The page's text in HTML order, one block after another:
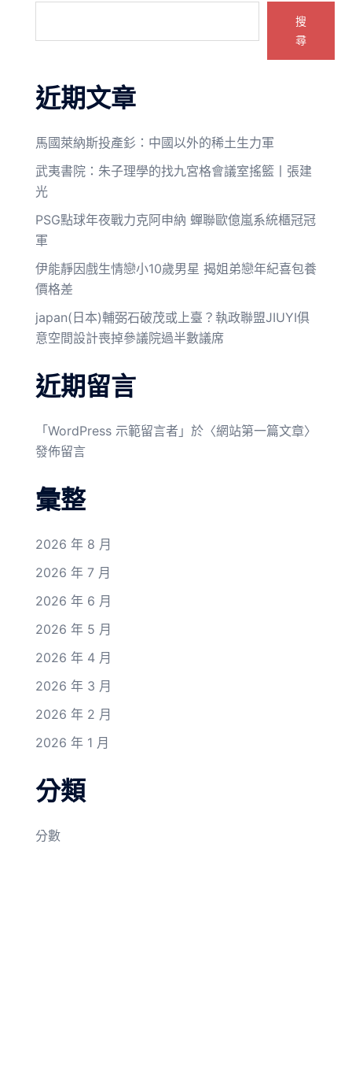
搜
尋
近期文章
馬國萊納斯投產釤：中國以外的稀土生力軍
武夷書院：朱子理學的找九宮格會議室搖籃丨張建
光
PSG點球年夜戰力克阿申納 蟬聯歐億嵐系統櫃冠冠
軍
伊能靜因戲生情戀小10歲男星 揭姐弟戀年紀喜包養
價格差
japan(日本)輔弼石破茂或上臺？執政聯盟JIUYI俱
意空間設計喪掉參議院過半數議席
近期留言
「 WordPress 示範留言者 」於〈網站第一篇文章〉
發佈留言
彙整
2026 年 8 月
2026 年 7 月
2026 年 6 月
2026 年 5 月
2026 年 4 月
2026 年 3 月
2026 年 2 月
2026 年 1 月
分類
分數